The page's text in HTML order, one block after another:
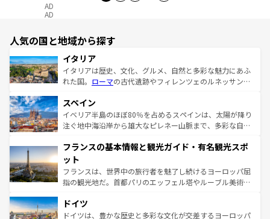
AD
AD
人気の国と地域から探す
イタリア
イタリアは歴史、文化、グルメ、自然と多彩な魅力にあふ
れた国。 ローマの古代遺跡やフィレンツェのルネッサンス
ろん、トスカーナの美しい田園風景やアマルフィ海岸の絶
景など、自然景観も見逃せない。観光の合間には、本場の
ピザやパスタなど、絶品のイタリア料理を堪能することも
ませてくれるイタリアで、忘れられない旅をしてみよう！
なお、新着のイタリア情報は
しい。
スペイン
イベリア半島のほぼ80％を占めるスペインは、太陽が降り
注ぐ地中海沿岸から雄大なピレネー山脈まで、多彩な自然
文化が根付くこの国では、情熱的なフラメンコ、熱気あふ
れる闘牛、そして美味しいタパスが生活の一部となってい
る。首都マドリードの洗練された雰囲気や、バルセロナの
アートに溢れた街角から、地方では古代ローマ遺跡や中世
せる。地方によって風土や気候が異なるスペインはその個
性で訪れる人を魅了する。 なお、新着のスペイン情報は コ
フランスの基本情報と観光ガイド・有名観光スポ
ット
フランスは、世界中の旅行者を魅了し続けるヨーロッパ屈
指の観光地だ。首都パリのエッフェル塔やルーブル美術館
で、幅広い魅力が詰まっている。華麗な宮殿、歴史的な大
聖堂、美しいビーチ、そして豊かな自然が、訪れる者を心
ドイツ
ドイツは、豊かな歴史と多彩な文化が交差するヨーロッパ